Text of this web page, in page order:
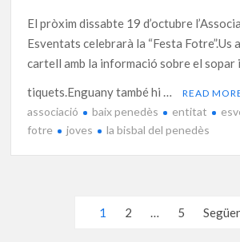
El pròxim dissabte 19 d’octubre
Esventats celebrarà la “Festa Fotre”.Us
cartell amb la informació sobre el sopar
tiquets.Enguany també hi …
READ
associació baix penedès entitat
fotre
joves la bisbal del penedès
Navegació
1 2 … 5